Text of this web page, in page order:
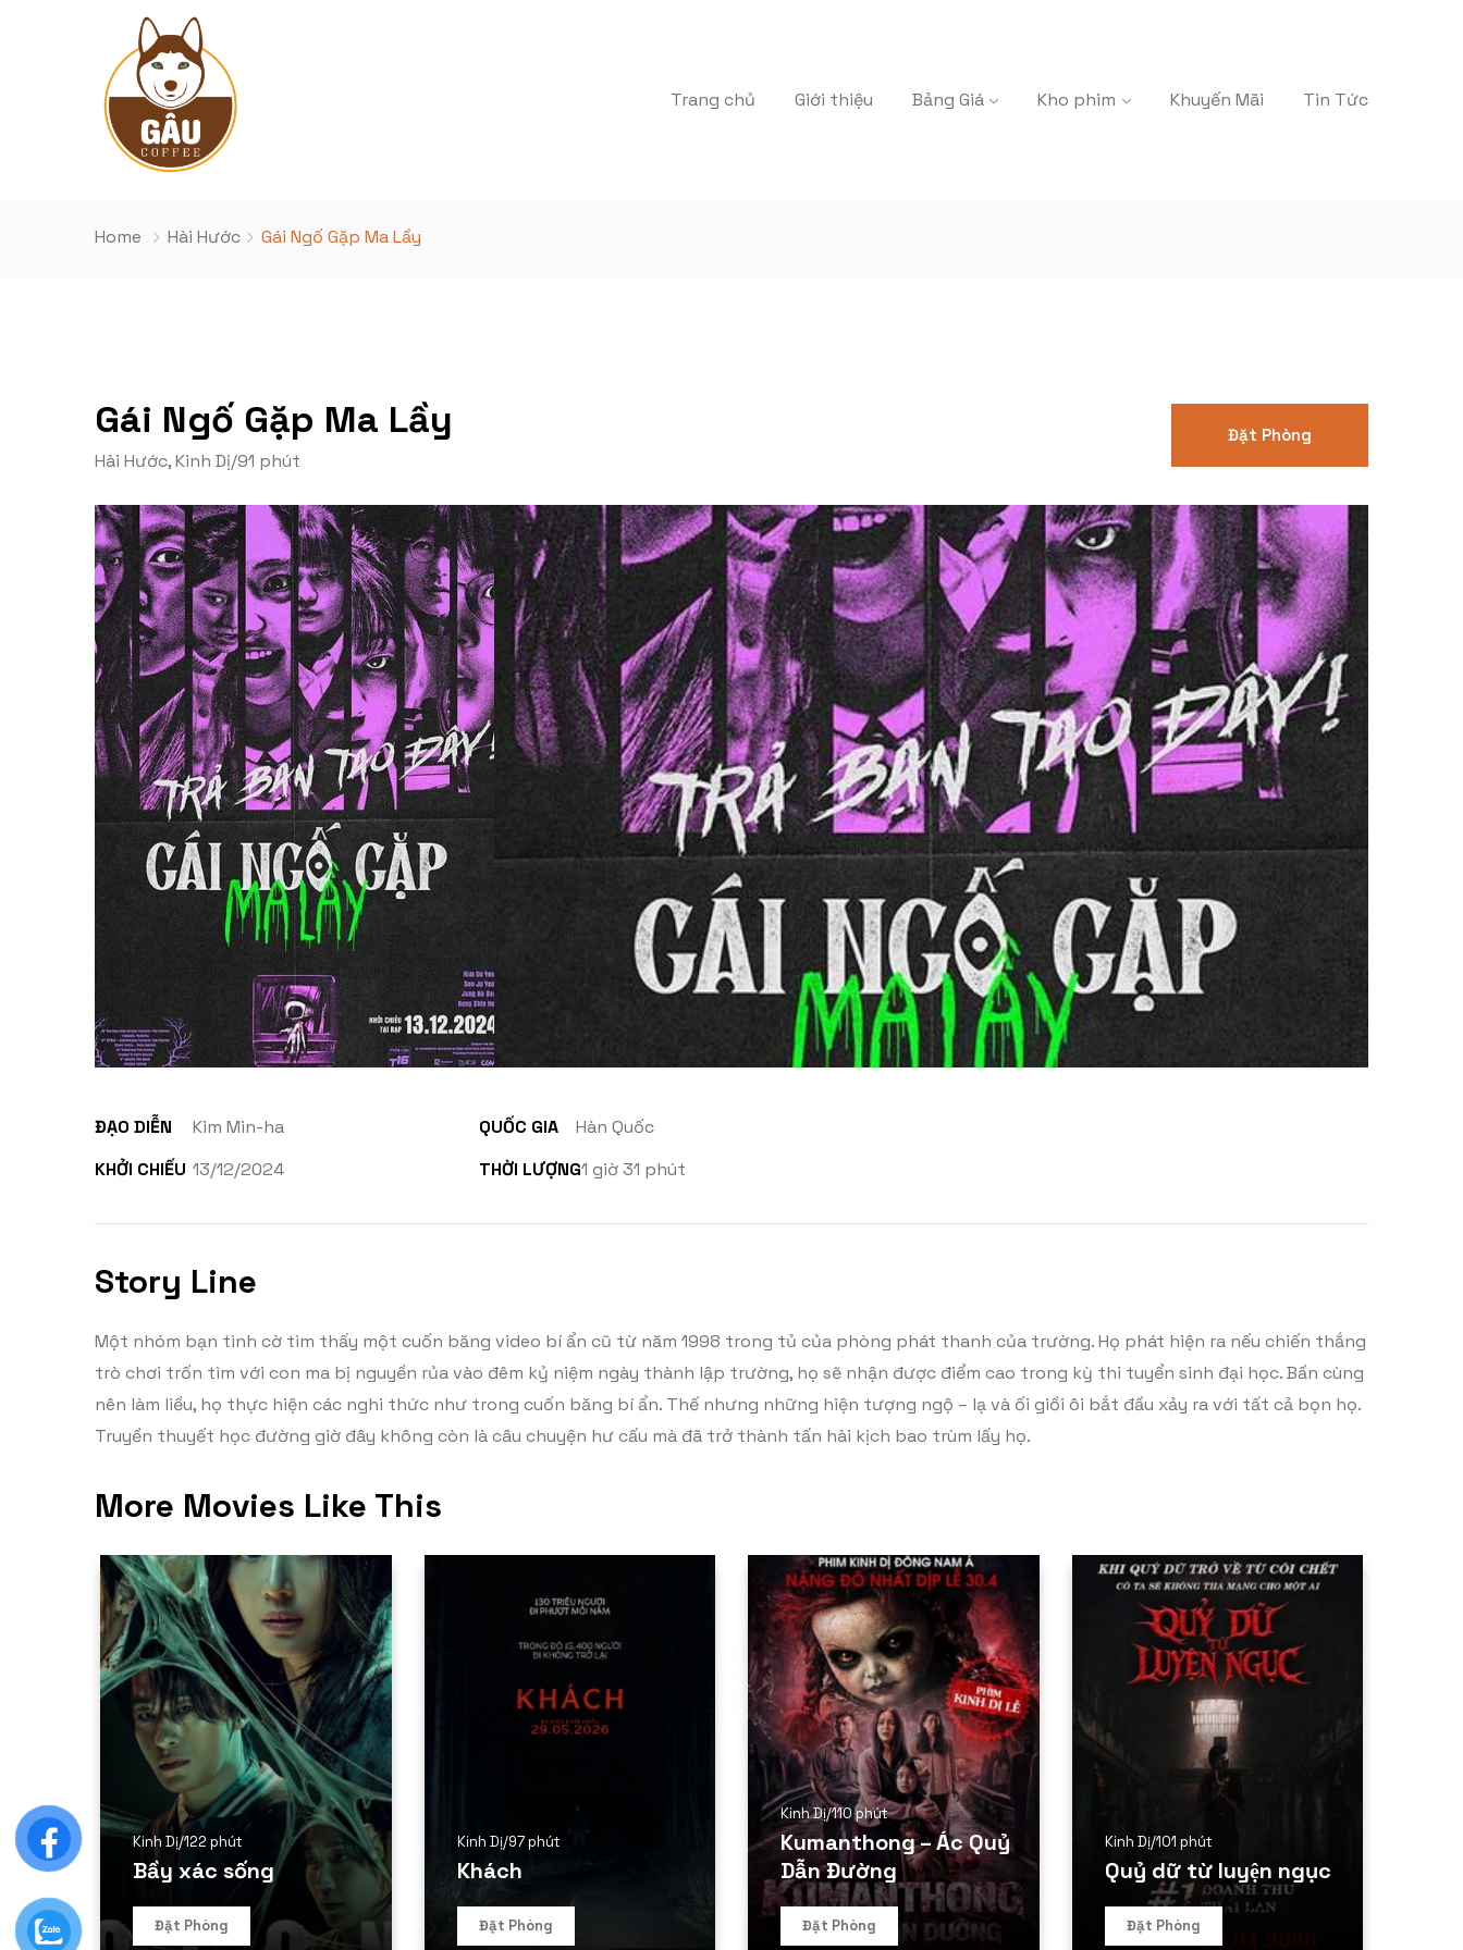
Trang chủ Giới thiệu Bảng Giá Kho phim Khuyến Mãi Tin Tức
Home Hài Hước Gái Ngố Gặp Ma Lầy
Gái Ngố Gặp Ma Lầy
Hài Hước,Kinh Dị/91 phút
Đặt Phòng
ĐẠO DIỄN Kim Min-ha QUỐC GIA
Hàn Quốc
KHỞI CHIẾU 13/12/2024 THỜI LƯỢNG1 giờ 31 phút
Story Line
Một nhóm bạn tình cờ tìm thấy một cuốn băng video bí ẩn cũ từ năm 1998 trong tủ của phòng phát thanh của trường. Họ phát hiện ra nếu chiến thắng
trò chơi trốn tìm với con ma bị nguyền rủa vào đêm kỷ niệm ngày thành lập trường, họ sẽ nhận được điểm cao trong kỳ thi tuyển sinh đại học. Bần cùng
nên làm liều, họ thực hiện các nghi thức như trong cuốn băng bí ẩn. Thế nhưng những hiện tượng ngộ – lạ và ối giồi ôi bắt đầu xảy ra với tất cả bọn họ.
Truyền thuyết học đường giờ đây không còn là câu chuyện hư cấu mà đã trở thành tấn hài kịch bao trùm lấy họ.
More Movies Like This
Kinh Dị/122 phút
Bầy xác sống
Đặt Phòng
Kinh Dị/97 phút
Khách
Đặt Phòng
Kinh Dị/110 phút
Kumanthong – Ác Quỷ
Dẫn Đường
Đặt Phòng
Kinh Dị/101 phút
Quỷ dữ từ luyện ngục
Đặt Phòng